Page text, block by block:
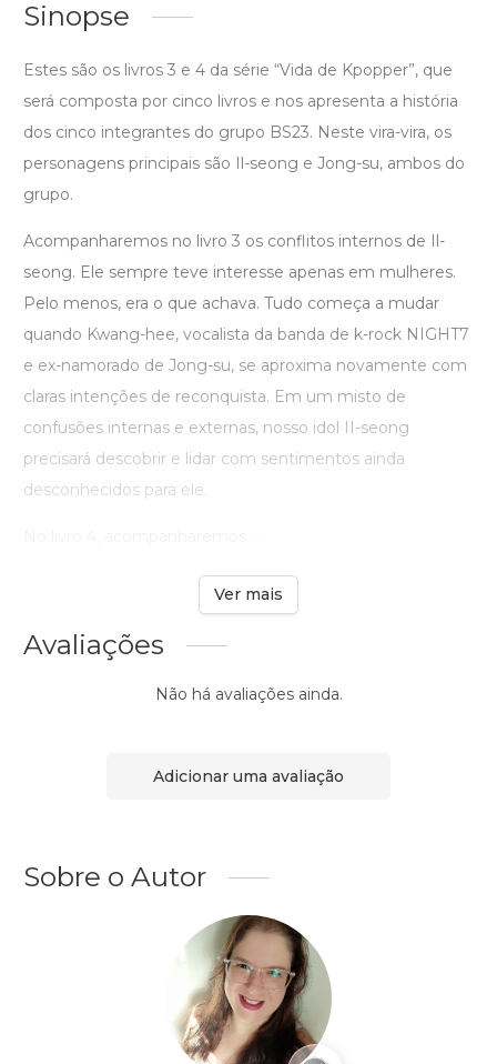
Sinopse
Estes são os livros 3 e 4 da série “Vida de Kpopper”, que
será composta por cinco livros e nos apresenta a história
dos cinco integrantes do grupo BS23. Neste vira-vira, os
personagens principais são Il-seong e Jong-su, ambos do
grupo.
Acompanharemos no livro 3 os conflitos internos de Il-
seong. Ele sempre teve interesse apenas em mulheres.
Pelo menos, era o que achava. Tudo começa a mudar
quando Kwang-hee, vocalista da banda de k-rock NIGHT7
e ex-namorado de Jong-su, se aproxima novamente com
claras intenções de reconquista. Em um misto de
confusões internas e externas, nosso idol II-seong
precisará descobrir e lidar com sentimentos ainda
desconhecidos para ele.
Ver mais
Avaliações
Não há avaliações ainda.
Adicionar uma avaliação
Sobre o Autor